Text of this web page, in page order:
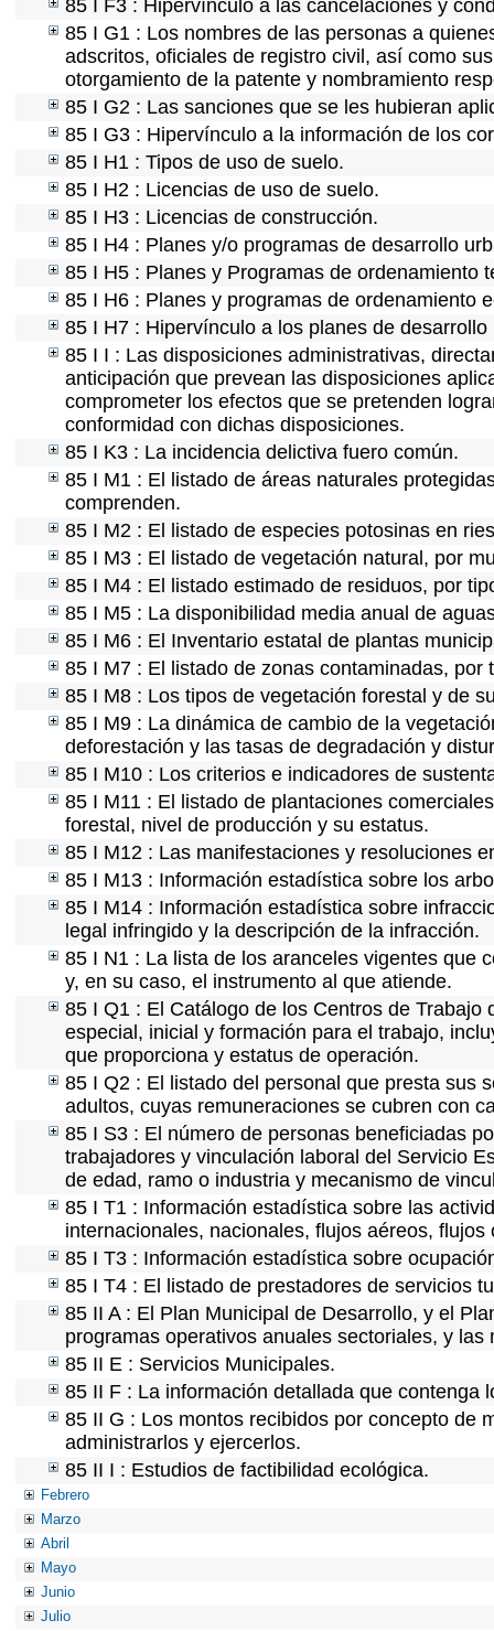
85 I F3 : Hipervínculo a las cancelaciones y
85 I G1 : Los nombres de las personas a
adscritos, oficiales de registro civil, así como
otorgamiento de la patente y nombramiento
85 I G2 : Las sanciones que se les hubieran
85 I G3 : Hipervínculo a la información de los
85 I H1 : Tipos de uso de suelo.
85 I H2 : Licencias de uso de suelo.
85 I H3 : Licencias de construcción.
85 I H4 : Planes y/o programas de desarrollo
85 I H5 : Planes y Programas de ordenamiento
85 I H6 : Planes y programas de ordenamiento
85 I H7 : Hipervínculo a los planes de desarrollo
85 I I : Las disposiciones administrativas,
anticipación que prevean las disposiciones
comprometer los efectos que se pretenden
conformidad con dichas disposiciones.
85 I K3 : La incidencia delictiva fuero común.
85 I M1 : El listado de áreas naturales
comprenden.
85 I M2 : El listado de especies potosinas en
85 I M3 : El listado de vegetación natural, por
85 I M4 : El listado estimado de residuos, por
85 I M5 : La disponibilidad media anual de
85 I M6 : El Inventario estatal de plantas
85 I M7 : El listado de zonas contaminadas,
85 I M8 : Los tipos de vegetación forestal y de
85 I M9 : La dinámica de cambio de la
deforestación y las tasas de degradación y
85 I M10 : Los criterios e indicadores de
85 I M11 : El listado de plantaciones
forestal, nivel de producción y su estatus.
85 I M12 : Las manifestaciones y resoluciones
85 I M13 : Información estadística sobre los
85 I M14 : Información estadística sobre
legal infringido y la descripción de la infracción.
85 I N1 : La lista de los aranceles vigentes que
y, en su caso, el instrumento al que atiende.
85 I Q1 : El Catálogo de los Centros de
especial, inicial y formación para el trabajo,
que proporciona y estatus de operación.
85 I Q2 : El listado del personal que presta sus
adultos, cuyas remuneraciones se cubren con
85 I S3 : El número de personas beneficiadas
trabajadores y vinculación laboral del Servicio
de edad, ramo o industria y mecanismo de
85 I T1 : Información estadística sobre las
internacionales, nacionales, flujos aéreos, flujos
85 I T3 : Información estadística sobre
85 I T4 : El listado de prestadores de servicios
85 II A : El Plan Municipal de Desarrollo, y el
programas operativos anuales sectoriales, y
85 II E : Servicios Municipales.
85 II F : La información detallada que contenga
85 II G : Los montos recibidos por concepto de
administrarlos y ejercerlos.
85 II I : Estudios de factibilidad ecológica.
Febrero
Marzo
Abril
Mayo
Junio
Julio